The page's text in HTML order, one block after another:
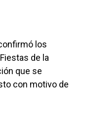
los
de la
que se
con motivo de